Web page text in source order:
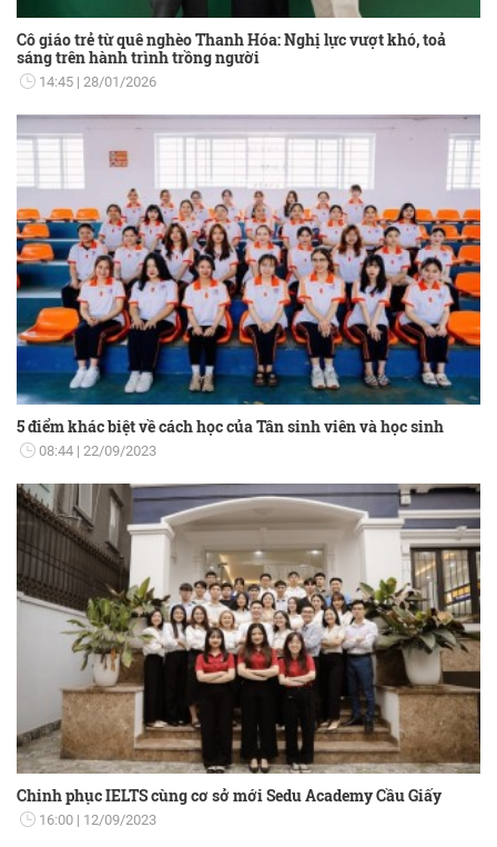
Cô giáo trẻ từ quê nghèo Thanh Hóa: Nghị lực vượt khó, toả
sáng trên hành trình trồng người
14:45 28/01/2026
5 điểm khác biệt về cách học của Tân sinh viên và học sinh
08:44 22/09/2023
Chinh phục IELTS cùng cơ sở mới Sedu Academy Cầu Giấy
16:00 12/09/2023